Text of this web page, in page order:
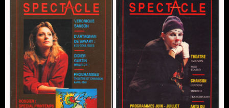
18/03/2026